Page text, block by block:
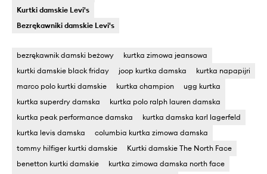
Kurtki damskie Levi's
Bezrękawniki damskie Levi's
bezrękawnik damski beżowy
kurtka zimowa jeansowa
kurtki damskie black friday
joop kurtka damska
kurtka napapijri
marco polo kurtki damskie
kurtka champion
ugg kurtka
kurtka superdry damska
kurtka polo ralph lauren damska
kurtka peak performance damska
kurtka damska karl lagerfeld
kurtka levis damska
columbia kurtka zimowa damska
tommy hilfiger kurtki damskie
Kurtki damskie The North Face
benetton kurtki damskie
kurtka zimowa damska north face